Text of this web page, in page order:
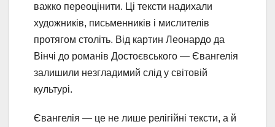
важко переоцінити. Ці тексти надихали
художників, письменників і мислителів
протягом століть. Від картин Леонардо да
Вінчі до романів Достоєвського — Євангелія
залишили незгладимий слід у світовій
культурі.
Євангелія — це не лише релігійні тексти, а й